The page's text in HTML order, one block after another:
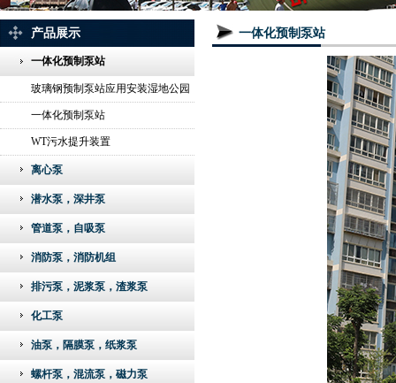
产品展示
一体化预制泵站
玻璃钢预制泵站应用安装湿地公园
一体化预制泵站
WT污水提升装置
离心泵
潜水泵，深井泵
管道泵，自吸泵
消防泵，消防机组
排污泵，泥浆泵，渣浆泵
化工泵
油泵，隔膜泵，纸浆泵
螺杆泵，混流泵，磁力泵
一体化预制泵站